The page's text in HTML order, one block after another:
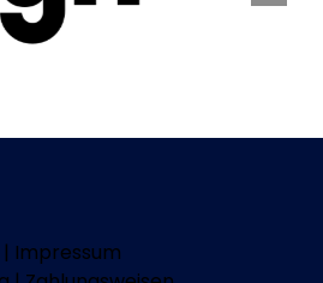
| Impressum